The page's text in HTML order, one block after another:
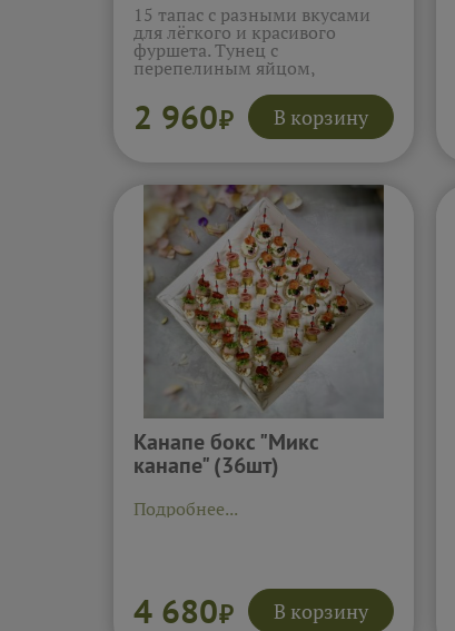
15 тапас с разными вкусами
для лёгкого и красивого
фуршета. Тунец с
перепелиным яйцом,
песто, гуакамоле со свежим
огурчиком, вяленые томаты с
творожным сыром и
маленькая закуска с ярким
вкусом, которую удобно брать
руками и приятно подавать
гостям.Подробнее...
2 960₽ В корзину
Канапе бокс "Микс
канапе" (36шт)
Подробнее...
4 680₽ В корзину